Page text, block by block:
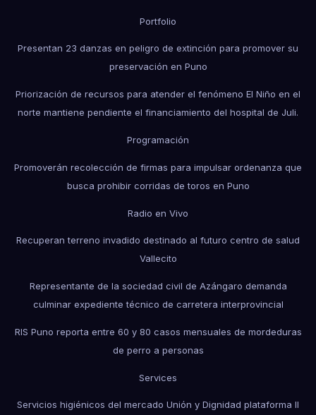
Portfolio
Presentan 23 danzas en peligro de extinción para promover su
preservación en Puno
Priorización de recursos para atender el fenómeno El Niño en el
norte mantiene pendiente el financiamiento del hospital de Juli.
Programación
Promoverán recolección de firmas para impulsar ordenanza que
busca prohibir corridas de toros en Puno
Radio en Vivo
Recuperan terreno invadido destinado al futuro centro de salud
Vallecito
Representante de la sociedad civil de Azángaro demanda
culminar expediente técnico de carretera interprovincial
RIS Puno reporta entre 60 y 80 casos mensuales de mordeduras
de perro a personas
Services
Servicios higiénicos del mercado Unión y Dignidad plataforma II